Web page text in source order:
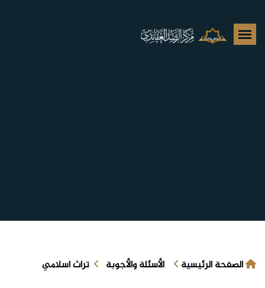
الصفحة الرئيسية الأسئلة والأجوبة تراث اسلامي